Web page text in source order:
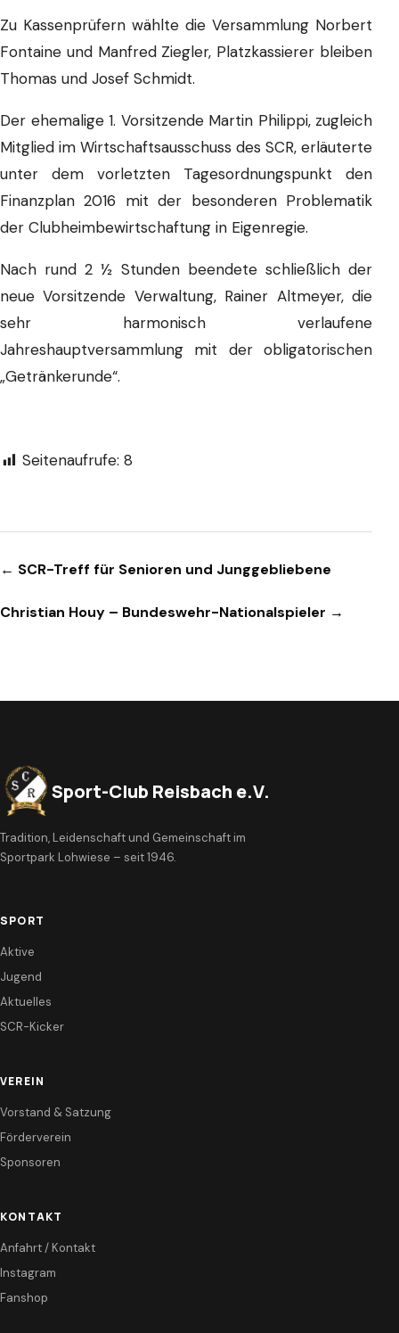
Zu Kassenprüfern wählte die Versammlung Norbert
Fontaine und Manfred Ziegler, Platzkassierer bleiben
Thomas und Josef Schmidt.
Der ehemalige 1. Vorsitzende Martin Philippi, zugleich
Mitglied im Wirtschaftsausschuss des SCR, erläuterte
unter dem vorletzten Tagesordnungspunkt den
Finanzplan 2016 mit der besonderen Problematik
der Clubheimbewirtschaftung in Eigenregie.
Nach rund 2 ½ Stunden beendete schließlich der
neue Vorsitzende Verwaltung, Rainer Altmeyer, die
sehr harmonisch verlaufene
Jahreshauptversammlung mit der obligatorischen
„Getränkerunde“.
Seitenaufrufe: 8
Beitragsnavigation
← SCR-Treff für Senioren und Junggebliebene
Christian Houy – Bundeswehr-Nationalspieler →
Sport-Club Reisbach e.V.
Tradition, Leidenschaft und Gemeinschaft im
Sportpark Lohwiese – seit 1946.
SPORT
Aktive
Jugend
Aktuelles
SCR-Kicker
VEREIN
Vorstand & Satzung
Förderverein
Sponsoren
KONTAKT
Anfahrt / Kontakt
Instagram
Fanshop